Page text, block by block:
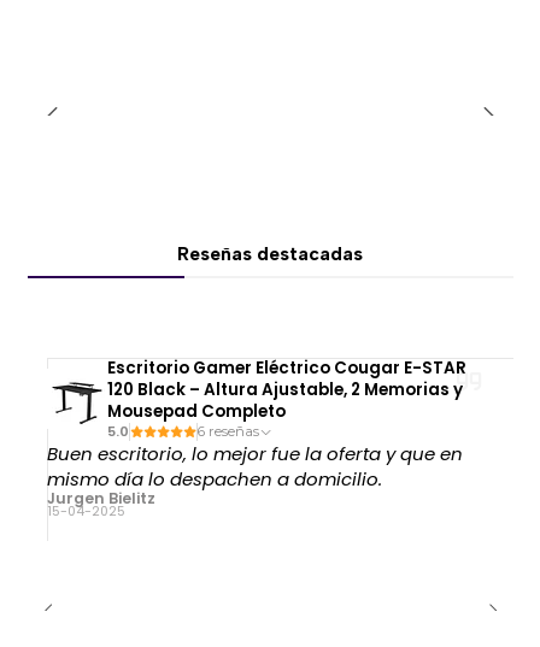
Reseñas destacadas
Escritorio Gamer Eléctrico Cougar E-STAR
120 Black – Altura Ajustable, 2 Memorias y
Mousepad Completo
5.0 6 reseñas
Buen escritorio, lo mejor fue la oferta y que en
mismo día lo despachen a domicilio.
Jurgen Bielitz
15-04-2025